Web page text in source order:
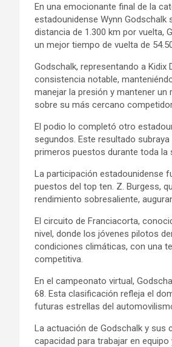
En una emocionante final de la
estadounidense Wynn
distancia de 1.300 km por vuelta,
un mejor tiempo de vuelta de
Godschalk, representando a
consistencia notable,
manejar la presión y mantener
sobre su más cercano
El podio lo completó otro
segundos. Este resultado
primeros puestos durante toda la
La participación estadounidense
puestos del top ten. Z. Burgess,
rendimiento sobresaliente,
El circuito de Franciacorta,
nivel, donde los jóvenes pilotos
condiciones climáticas, con una
competitiva.
En el campeonato virtual,
68. Esta clasificación refleja el
futuras estrellas del
La actuación de Godschalk y sus
capacidad para trabajar en